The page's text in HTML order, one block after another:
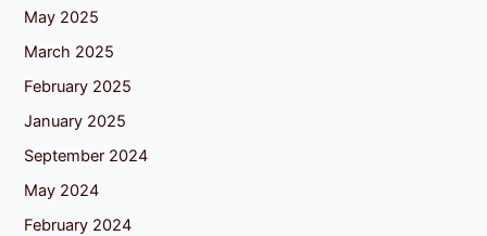
May 2025
March 2025
February 2025
January 2025
September 2024
May 2024
February 2024